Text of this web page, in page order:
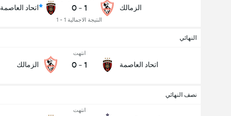
الزمالك 1
-
0
النتيجة الاجمالية 1 - 1
اتحاد العاصمة
النهائي
اتحاد العاصمة
انتهت
1
-
0 الزمالك
نصف النهائي
انتهت